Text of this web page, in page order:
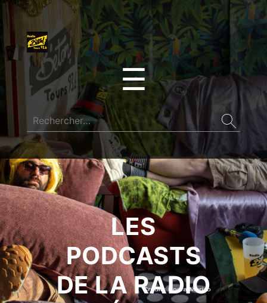
☰
LES
PODCASTS
DE LA RADIO